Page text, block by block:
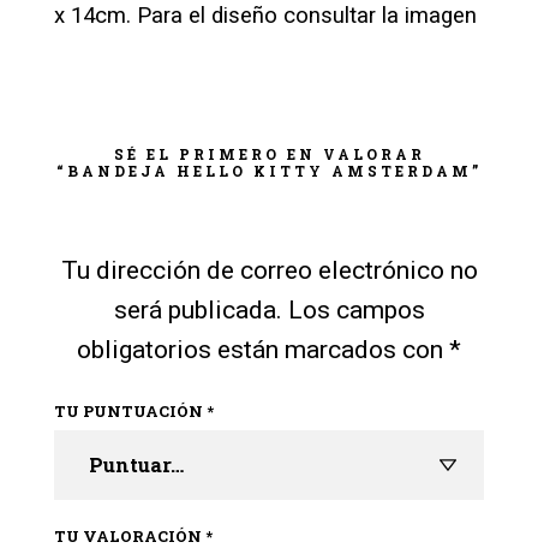
x 14cm. Para el diseño consultar la imagen
SÉ EL PRIMERO EN VALORAR
“BANDEJA HELLO KITTY AMSTERDAM”
Tu dirección de correo electrónico no
será publicada. Los campos
obligatorios están marcados con *
TU PUNTUACIÓN *
TU VALORACIÓN *